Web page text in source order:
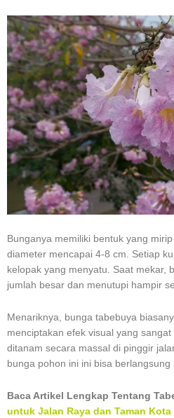
Bunganya memiliki bentuk yang
diameter mencapai 4-8 cm. Setiap
kelopak yang menyatu. Saat mekar,
jumlah besar dan menutupi hampir
Menariknya, bunga tabebuya
menciptakan efek visual yang
ditanam secara massal di pinggir
bunga pohon ini ini bisa
Baca Artikel Lengkap Tentang
untuk Jalan Raya dan Taman Kota